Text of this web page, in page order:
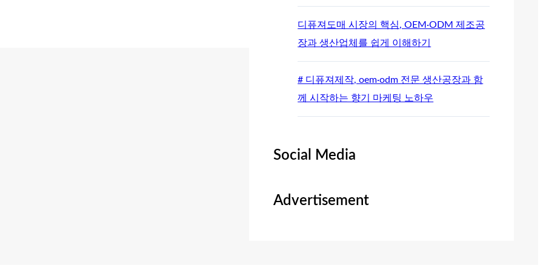
디퓨져도매 시장의 핵심, OEM·ODM 제조공
장과 생산업체를 쉽게 이해하기
# 디퓨져제작, oem·odm 전문 생산공장과 함
께 시작하는 향기 마케팅 노하우
Social Media
Advertisement